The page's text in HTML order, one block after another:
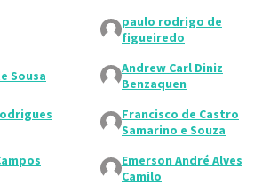
paulo rodrigo de
figueiredo
Sousa
Andrew Carl Diniz
Benzaquen
Francisco de Castro
Samarino e Souza
Emerson André Alves
Camilo